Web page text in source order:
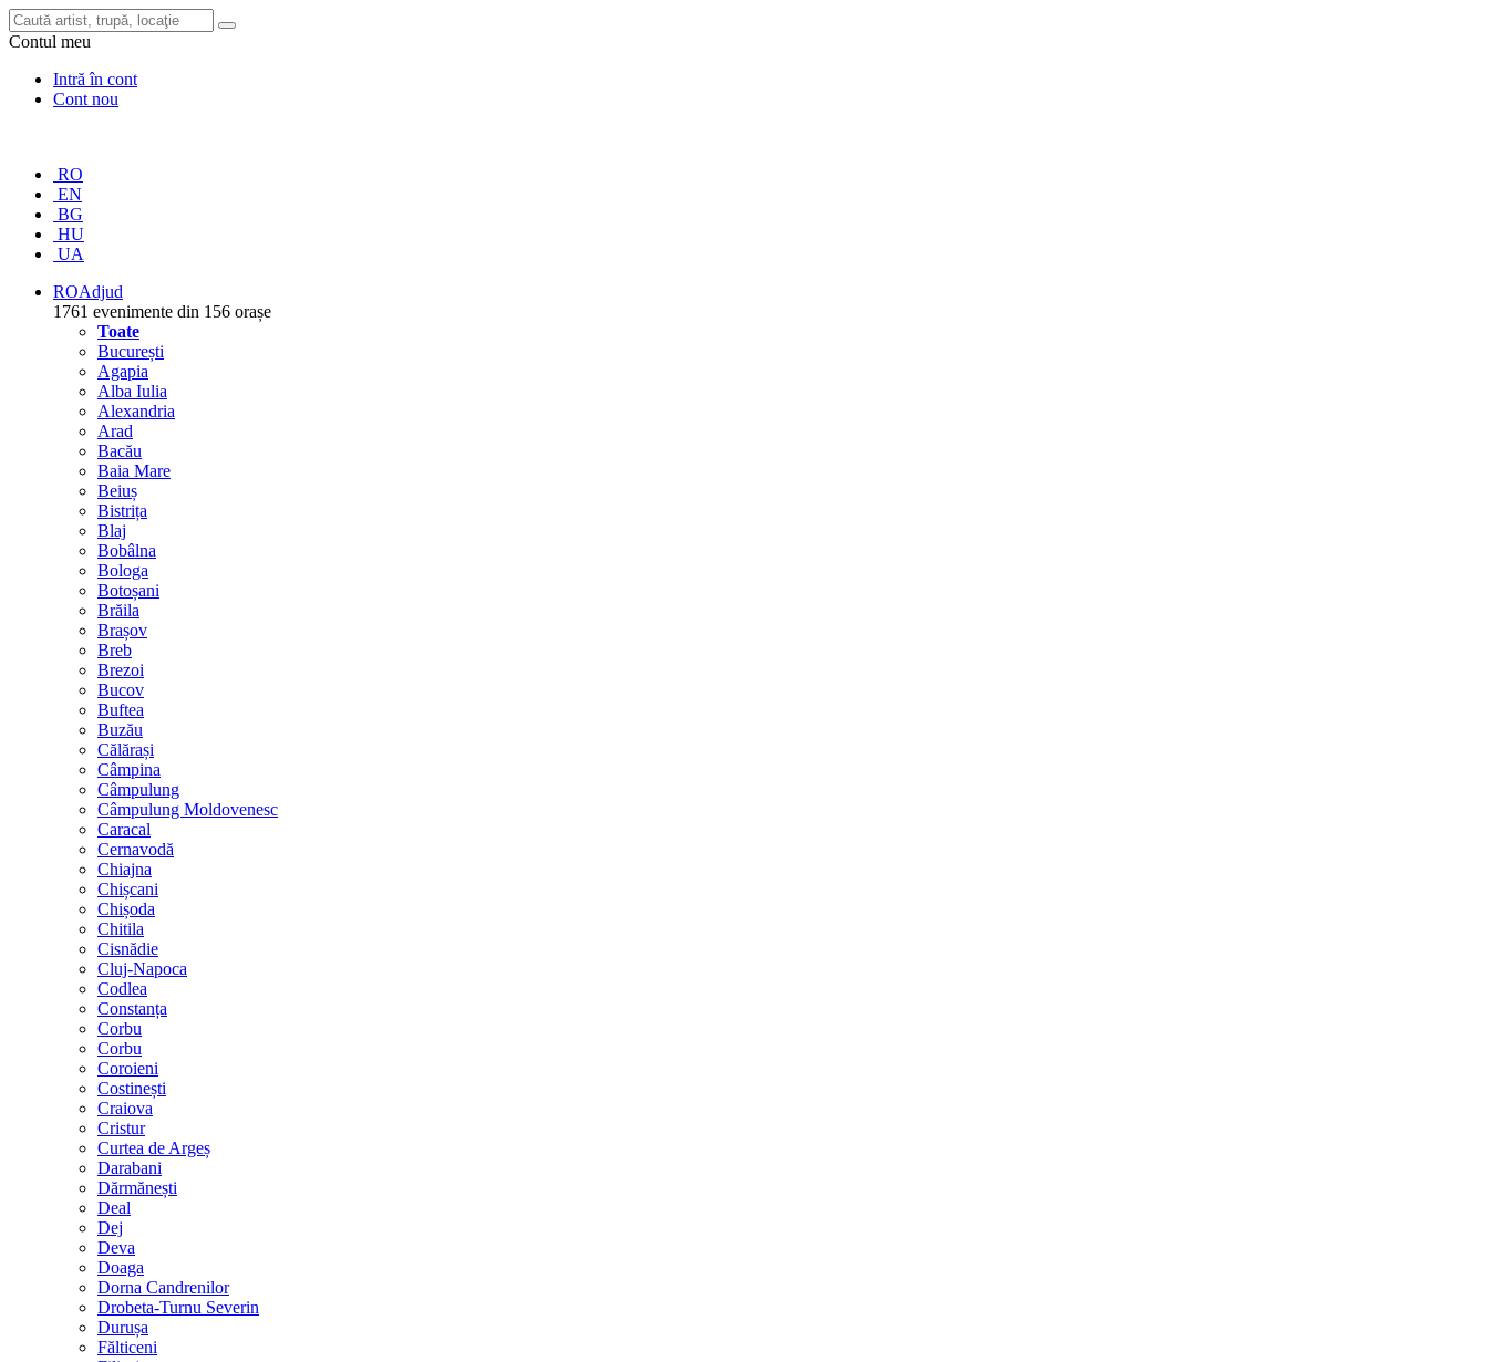
Contul meu
Intră în cont
Cont nou
RO
EN
BG
HU
UA
ROAdjud
1761 evenimente din 156 orașe
Toate
București
Agapia
Alba Iulia
Alexandria
Arad
Bacău
Baia Mare
Beiuș
Bistrița
Blaj
Bobâlna
Bologa
Botoșani
Brăila
Brașov
Breb
Brezoi
Bucov
Buftea
Buzău
Călărași
Câmpina
Câmpulung
Câmpulung Moldovenesc
Caracal
Cernavodă
Chiajna
Chișcani
Chișoda
Chitila
Cisnădie
Cluj-Napoca
Codlea
Constanța
Corbu
Corbu
Coroieni
Costinești
Craiova
Cristur
Curtea de Argeș
Darabani
Dărmănești
Deal
Dej
Deva
Doaga
Dorna Candrenilor
Drobeta-Turnu Severin
Durușa
Fălticeni